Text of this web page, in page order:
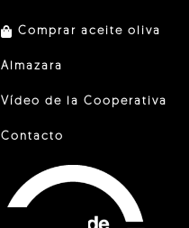
Comprar aceite oliva
Almazara
Vídeo de la Cooperativa
Contacto